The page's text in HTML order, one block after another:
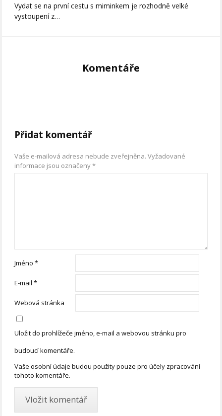
Vydat se na první cestu s miminkem je rozhodně velké
vystoupení z…
Komentáře
Přidat komentář
Vaše e-mailová adresa nebude zveřejněna. Vyžadované
informace jsou označeny*
Jméno*
E-mail*
Webová stránka
Uložit do prohlížeče jméno, e-mail a webovou stránku pro
budoucí komentáře.
Vaše osobní údaje budou použity pouze pro účely zpracování
tohoto komentáře.